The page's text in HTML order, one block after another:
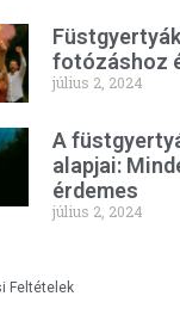
fotózáshoz
július 2, 2024
A
alapjai:
érdemes
július 2, 2024
Feltételek